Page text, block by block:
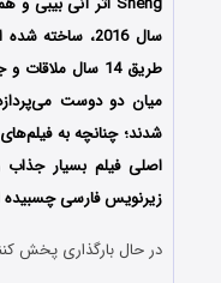
سال 2016،
طریق 14 سال
شدند؛ چنانچه به
اصلی فیلم بسیار
زیرنویس فارسی چسبیده
در حال بارگذاری پخش